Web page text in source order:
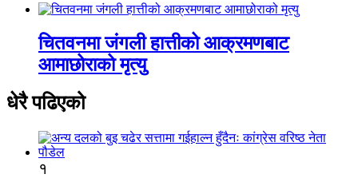
चितवनमा जंगली हात्तीको आक्रमणबाट
आमाछोराको मृत्यु
धेरै पढिएको
१